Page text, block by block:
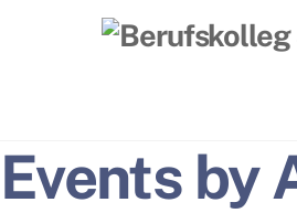
Events by